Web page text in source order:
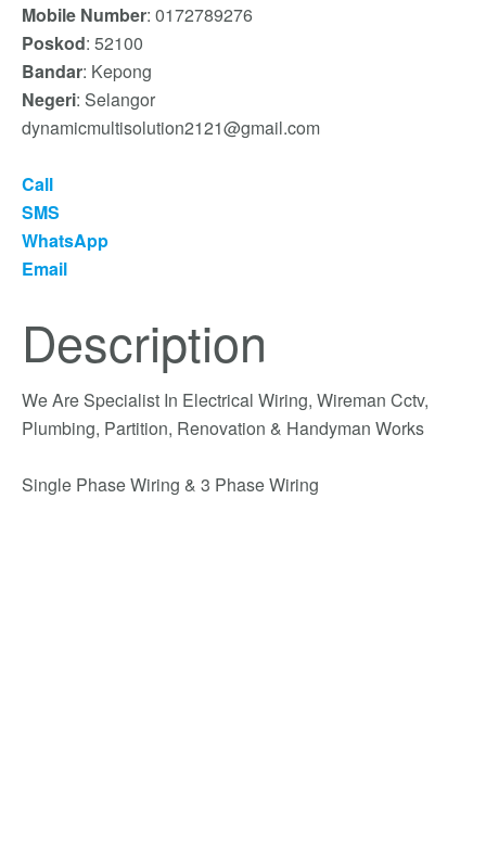
Mobile Number: 0172789276
Poskod: 52100
Bandar: Kepong
Negeri: Selangor
dynamicmultisolution2121@gmail.com
Call
SMS
WhatsApp
Email
Description
We Are Specialist In Electrical Wiring, Wireman Cctv,
Plumbing, Partition, Renovation & Handyman Works
Single Phase Wiring & 3 Phase Wiring